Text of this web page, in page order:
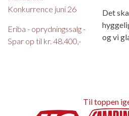
Konkurrence juni 26
Eriba - oprydningssalg -
Spar op til kr. 48.400,-
Det
og vi
Til toppen